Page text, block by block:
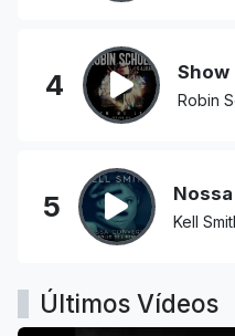
4 Show
Robin
5 Kell
Últimos Vídeos